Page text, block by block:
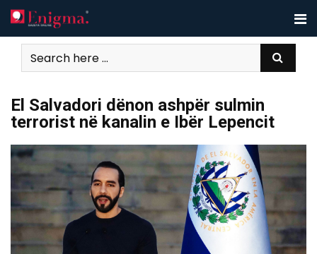
Skip
to
content
El Salvadori dënon ashpër sulmin
terrorist në kanalin e Ibër Lepencit